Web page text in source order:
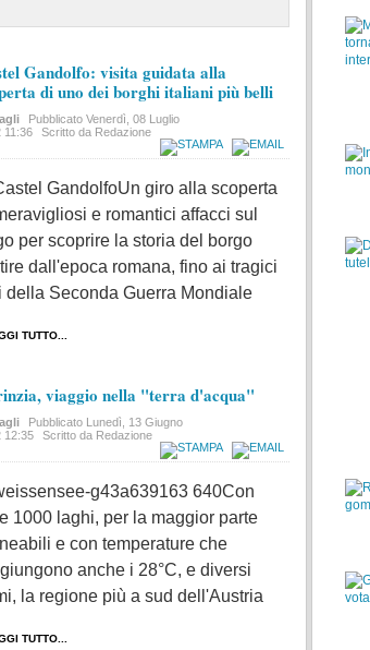
Gandolfo: visita guidata alla
di uno dei borghi italiani più belli
PubblicatoVenerdì, 08 Luglio
11:36
Scritto da Redazione
Un giro alla scoperta
e romantici affacci sul
per scoprire la storia del borgo
dall'epoca romana, fino ai tragici
della Seconda Guerra Mondiale
TUTTO...
viaggio nella "terra d'acqua"
Pubblicato Lunedì, 13 Giugno
12:35
Scritto da Redazione
Con
1000 laghi, per la maggior parte
e con temperature che
anche i 28°C, e diversi
la regione più a sud dell'Austria
TUTTO...